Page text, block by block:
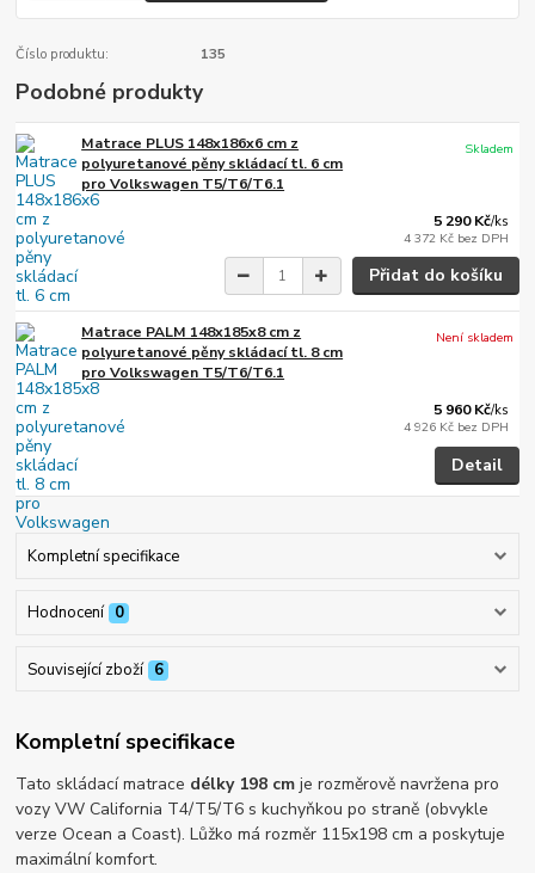
Číslo produktu: 135
Podobné produkty
Matrace PLUS 148x186x6 cm z
polyuretanové pěny skládací tl. 6 cm
pro Volkswagen T5/T6/T6.1
5 290 Kč/ks
4 372 Kč bez DPH
Skladem
Přidat do košíku
Matrace PALM 148x185x8 cm z
polyuretanové pěny skládací tl. 8 cm
pro Volkswagen T5/T6/T6.1
5 960 Kč/ks
4 926 Kč bez DPH
Není skladem
Detail
Kompletní specifikace
Hodnocení 0
Související zboží 6
Kompletní specifikace
Tato skládací matrace délky 198 cm je rozměrově navržena pro
vozy VW California T4/T5/T6 s kuchyňkou po straně (obvykle
verze Ocean a Coast). Lůžko má rozměr 115x198 cm a poskytuje
maximální komfort.